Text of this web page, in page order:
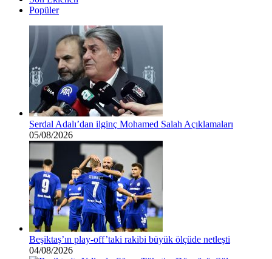
Popüler
Serdal Adalı’dan ilginç Mohamed Salah Açıklamaları
05/08/2026
Beşiktaş’ın play-off’taki rakibi büyük ölçüde netleşti
04/08/2026